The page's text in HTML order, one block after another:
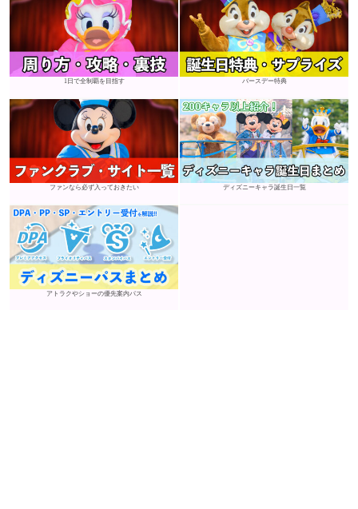
1日で全制覇を目指す バースデー特典
ファンなら必ず入っておきたい ディズニーキャラ誕生日一覧
アトラクやショーの優先案内パス